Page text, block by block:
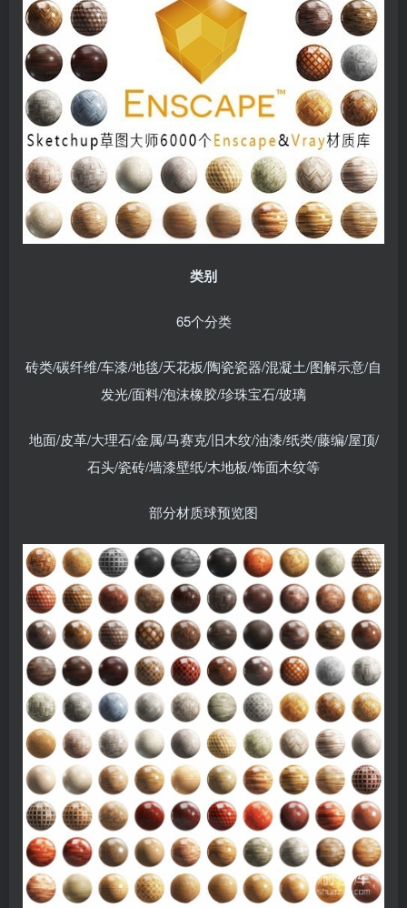
类别
65个分类
砖类/碳纤维/车漆/地毯/天花板/陶瓷瓷器/混凝土/图解示意/自
发光/面料/泡沫橡胶/珍珠宝石/玻璃
地面/皮革/大理石/金属/马赛克/旧木纹/油漆/纸类/藤编/屋顶/
石头/瓷砖/墙漆壁纸/木地板/饰面木纹等
部分材质球预览图